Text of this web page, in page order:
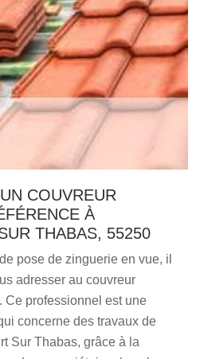
COUVREUR
À
THABAS, 55250
pose de zinguerie en vue, il
adresser au couvreur
Ce professionnel est une
concerne des travaux de
Sur Thabas, grâce à la